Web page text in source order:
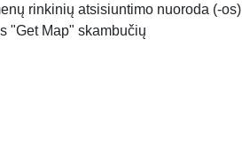
rinkinių atsisiuntimo nuoroda (-os)
"Get Map" skambučių